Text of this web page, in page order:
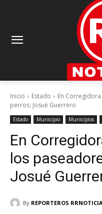
Inicio Estado
En
perros: Josué Guerrero
Estado Municipio Municipios
En
los
Josué
By REPORTEROS